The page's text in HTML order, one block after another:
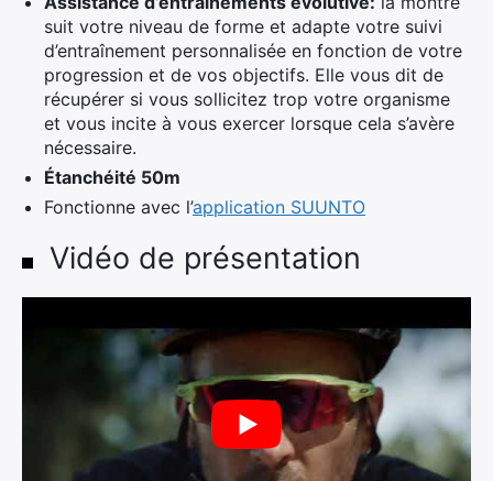
suit votre niveau de forme et adapte votre suivi
d’entraînement personnalisée en fonction de votre
progression et de vos objectifs. Elle vous dit de
récupérer si vous sollicitez trop votre organisme
et vous incite à vous exercer lorsque cela s’avère
nécessaire.
Étanchéité 50m
Fonctionne avec l’application SUUNTO
Vidéo de présentation